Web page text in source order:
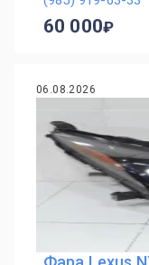
60 000
06.08.2026